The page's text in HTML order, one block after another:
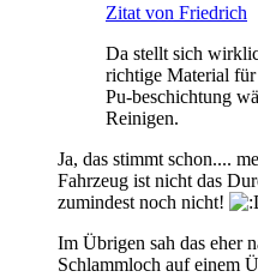
Zitat von Friedrich
Da stellt sich
richtige Material
Pu-beschichtung
Reinigen.
Ja, das stimmt schon....
Fahrzeug ist nicht das
zumindest noch nicht!
Im Übrigen sah das eher
Schlammloch auf einem